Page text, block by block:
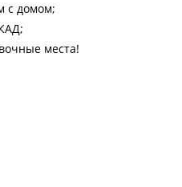
с домом;
места!